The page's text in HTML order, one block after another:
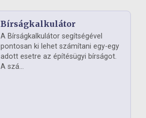
Bírságkalkulátor
A Bírságkalkulátor segítségével
pontosan ki lehet számítani egy-egy
adott esetre az építésügyi bírságot.
A szá...